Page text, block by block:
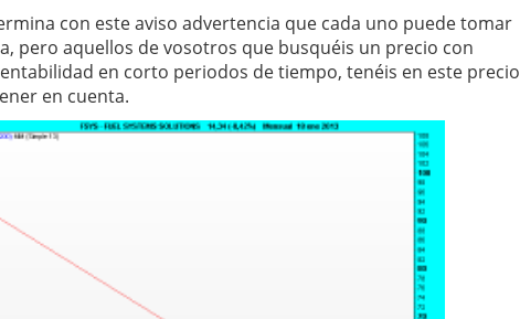
con este aviso advertencia que cada uno puede tomar
pero aquellos de vosotros que busquéis un precio con
en corto periodos de tiempo, tenéis en este precio
en cuenta.